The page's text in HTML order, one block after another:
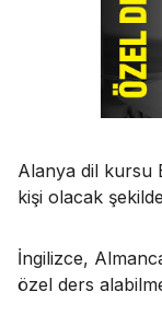
Alanya dil kursu
kişi olacak
İngilizce,
özel ders